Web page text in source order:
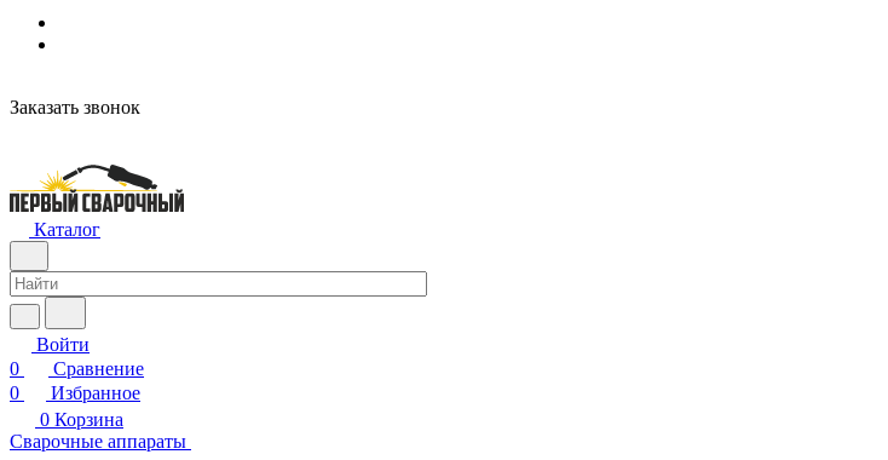
Заказать звонок
Каталог
Войти
0
Сравнение
0
Избранное
0 Корзина
Сварочные аппараты